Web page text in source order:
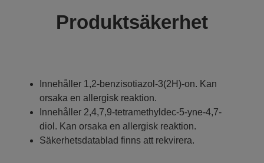
Produktsäkerhet
Innehåller 1,2-benzisotiazol-3(2H)-on. Kan
orsaka en allergisk reaktion.
Innehåller 2,4,7,9-tetramethyldec-5-yne-4,7-
diol. Kan orsaka en allergisk reaktion.
Säkerhetsdatablad finns att rekvirera.